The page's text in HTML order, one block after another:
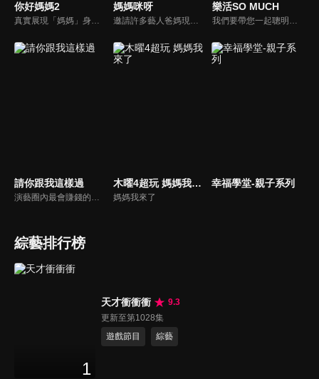
你好媽媽2
真實展現「媽媽」身份的更多社會觸角，探討對「媽媽」概念的時代定義，探訪更多的當代媽媽。每期走進嘉賓生活，探討母親在家庭中、在自己生命中的位置。
媽媽咪呀
邀請許多藝人爸媽現身說法，與相關專家顧問共同討論分享，以談話的方式進行，對一人爸媽和名人家庭教育有興趣的朋友一定不能錯過。
樂活SO MUCH
我們要帶您一起聰明快樂過生活！由聰明生活家張雅芳主持的健康休閒資訊類節目，主題式介紹探討各種飲食、保健、醫學、休閒、民生、環保等，各種國人關心的樂活新訊，讓觀眾朋友一同感受快樂、用心過生活，其實就是那麼的簡單。
請你跟我這樣過
演藝圈內最會賺錢的侯昌明，以親身經歷教你理財；採訪經歷豐沛的黃文華，把所見所聞通通報你哉。不論是理財知識、兩性問題、生活資訊，完全貼近市井小民的所需所求，保證讓你生活過更好！
木曜4超玩 媽媽我來了
媽媽我來了
幸福學堂-親子系列
綜藝排行榜
1
天才衝衝衝
9.3
更新至第1028集
遊戲節目
綜藝